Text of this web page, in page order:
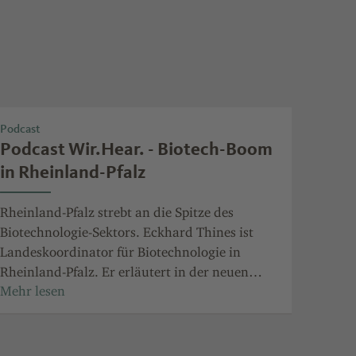
Podcast
Podcast Wir.Hear. - Biotech-Boom
in Rheinland-Pfalz
Rheinland-Pfalz strebt an die Spitze des
Biotechnologie-Sektors. Eckhard Thines ist
Landeskoordinator für Biotechnologie in
Rheinland-Pfalz. Er erläutert in der neuen
Folge des Podcasts Wir. Hear., wie die Region